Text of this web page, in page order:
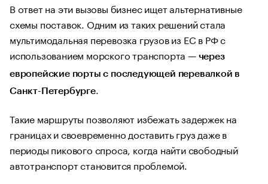
В ответ на эти вызовы бизнес ищет альтернативные
схемы поставок. Одним из таких решений стала
мультимодальная перевозка грузов из ЕС в РФ с
использованием морского транспорта — через
европейские порты c последующей перевалкой в
Санкт-Петербурге.
Такие маршруты позволяют избежать задержек на
границах и своевременно доставить груз даже в
периоды пикового спроса, когда найти свободный
автотранспорт становится проблемой.